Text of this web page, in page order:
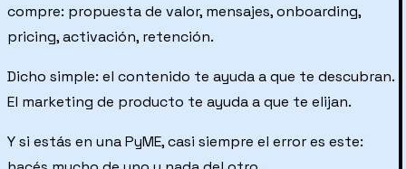
compre: propuesta de valor, mensajes, onboarding,
pricing, activación, retención.
Dicho simple: el contenido te ayuda a que te descubran.
El marketing de producto te ayuda a que te elijan.
Y si estás en una PyME, casi siempre el error es este: